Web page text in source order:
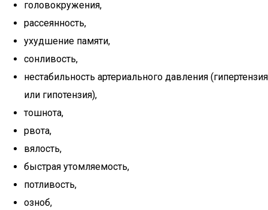
головокружения,
рассеянность,
ухудшение памяти,
сонливость,
нестабильность артериального давления (гипертензия
или гипотензия),
тошнота,
рвота,
вялость,
быстрая утомляемость,
потливость,
озноб,